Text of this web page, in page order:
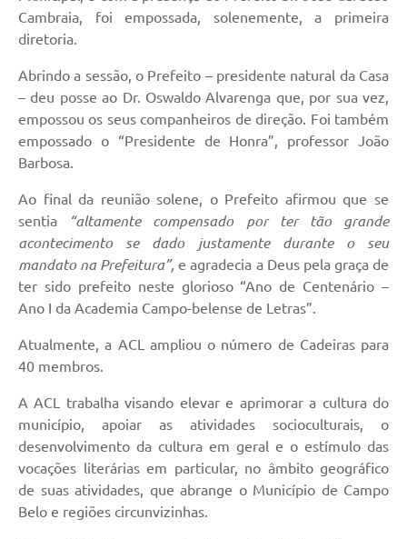
Cambraia, foi empossada, solenemente, a primeira
diretoria.
Abrindo a sessão, o Prefeito – presidente natural da Casa
– deu posse ao Dr. Oswaldo Alvarenga que, por sua vez,
empossou os seus companheiros de direção. Foi também
empossado o “Presidente de Honra”, professor João
Barbosa.
Ao final da reunião solene, o Prefeito afirmou que se
sentia
“altamente compensado por ter tão grande
acontecimento se dado justamente durante o seu
mandato na Prefeitura”, e agradecia a Deus pela graça de
ter sido prefeito neste glorioso “Ano de Centenário –
Ano I da Academia Campo-belense de Letras”.
Atualmente, a ACL ampliou o número de Cadeiras para
40 membros.
A ACL trabalha visando elevar e aprimorar a cultura do
município, apoiar as atividades socioculturais, o
desenvolvimento da cultura em geral e o estímulo das
vocações literárias em particular, no âmbito geográfico
de suas atividades, que abrange o Município de Campo
Belo e regiões circunvizinhas.